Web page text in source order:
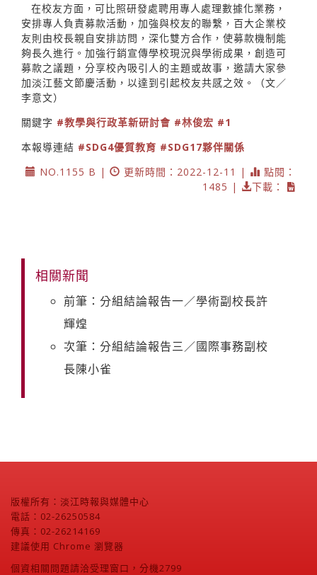
在校友方面，可比照研發處聘用專人處理數據化業務，
安排專人負責募款活動，加強與校友的聯繫，百大企業校
友則由校長親自安排訪問，深化雙方合作，使募款機制能
夠長久進行。加強行銷宣傳學校現況與學術成果，創造可
募款之議題，分享校內吸引人的主題或故事，邀請大家參
加淡江藝文節慶活動，以達到引起校友共感之效。（文／
李意文）
關鍵字 #教學與行政革新研討會 #林俊宏 #1
本報導連結 #SDG4優質教育 #SDG17夥伴關係
NO.1155 B |
更新時間：2022-12-11 |
點閱：
1485 |
下載：
相關新聞
前筆：分組結論報告一／學術副校長許
輝煌
次筆：分組結論報告三／國際事務副校
長陳小雀
版權所有：淡江時報與媒體中心
電話：02-26250584
傳真：02-26214169
建議使用 Chrome 瀏覽器
個資相關問題請洽受理窗口，分機2799